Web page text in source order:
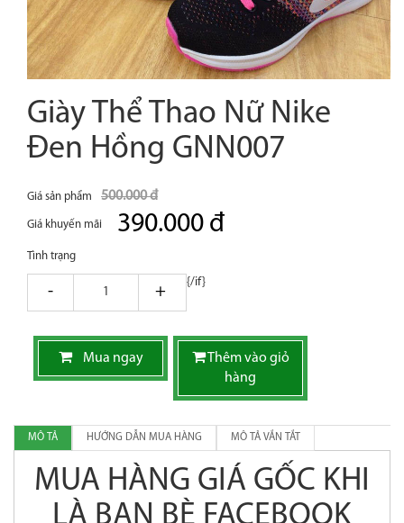
Giày Thể Thao Nữ Nike
Đen Hồng GNN007
Giá sản phẩm 500.000 đ
Giá khuyến mãi 390.000 đ
Tình trạng
giam tang
{/if}
Mua ngay
Thêm vào giỏ
hàng
MÔ TẢ HƯỚNG DẪN MUA HÀNG MÔ TẢ VẮN TẮT
MUA HÀNG GIÁ GỐC KHI